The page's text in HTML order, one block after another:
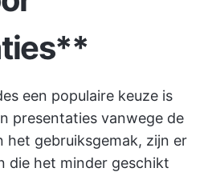
een populaire keuze is
presentaties vanwege de
het gebruiksgemak, zijn er
die het minder geschikt